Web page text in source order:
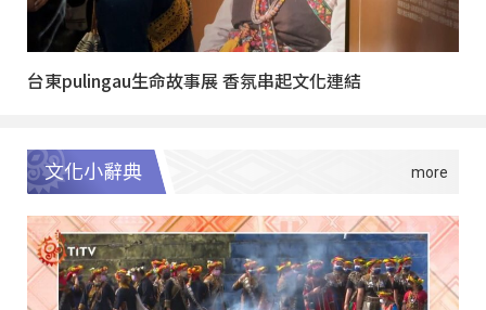
台東pulingau生命故事展 香氛串起文化連結
文化小辭典